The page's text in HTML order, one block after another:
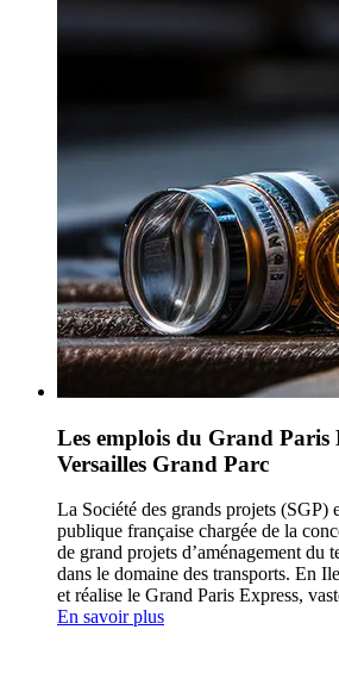
Les emplois du Grand Paris
Versailles Grand Parc
La Société des grands projets (SGP)
publique française chargée de la
de grand projets d’aménagement du
dans le domaine des transports. En
et réalise le Grand Paris Express,
En savoir plus